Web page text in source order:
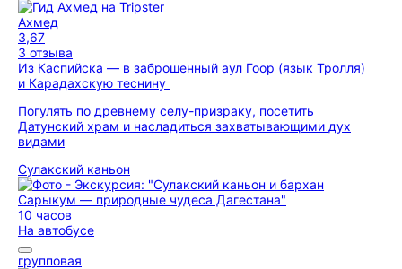
Ахмед
3,67
3 отзыва
Из Каспийска — в заброшенный аул Гоор (язык Тролля)
и Карадахскую теснину
Погулять по древнему селу-призраку, посетить
Датунский храм и насладиться захватывающими дух
видами
Сулакский каньон
10 часов
На автобусе
групповая